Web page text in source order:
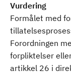
Vurdering
Formålet med
Forordningen
forpliktelser
artikkel 26 i